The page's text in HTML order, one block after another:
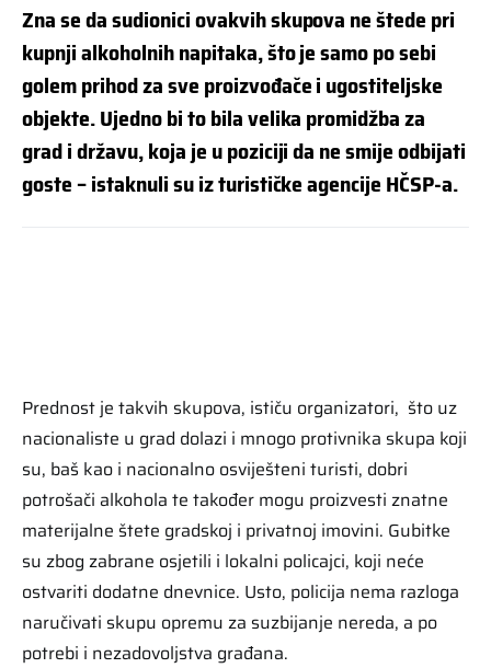
Zna se da sudionici ovakvih skupova ne štede pri
kupnji alkoholnih napitaka, što je samo po sebi
golem prihod za sve proizvođače i ugostiteljske
objekte. Ujedno bi to bila velika promidžba za
grad i državu, koja je u poziciji da ne smije odbijati
goste – istaknuli su iz turističke agencije HČSP-a.
Prednost je takvih skupova, ističu organizatori, što uz
nacionaliste u grad dolazi i mnogo protivnika skupa koji
su, baš kao i nacionalno osviješteni turisti, dobri
potrošači alkohola te također mogu proizvesti znatne
materijalne štete gradskoj i privatnoj imovini. Gubitke
su zbog zabrane osjetili i lokalni policajci, koji neće
ostvariti dodatne dnevnice. Usto, policija nema razloga
naručivati skupu opremu za suzbijanje nereda, a po
potrebi i nezadovoljstva građana.